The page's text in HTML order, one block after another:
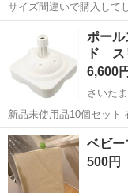
サイズ間違いで購入してしまいました。 組
さいので残念ですが手放
理解ある方よろしくお願いします。 購入後は
さいたま市
ポー
ド ス
6,600円
さいた
新品未使用品10個セット 在庫他にもございます ご相談下さい 【サイ
ズ】
25mmのポールが使えま
埼玉 さいたま市
ポール
ベビー
500円